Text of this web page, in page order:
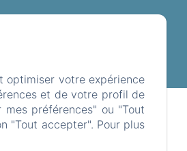
optimiser votre expérience
et de votre profil de
préférences" ou "Tout
"Tout accepter". Pour plus